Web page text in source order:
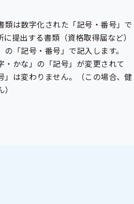
類は数字化された「記号・番号」で
提出する書類（資格取得届など）
「記号・番号」で記入します。
・かな」の「記号」が変更されて
」は変わりません。（この場合、健